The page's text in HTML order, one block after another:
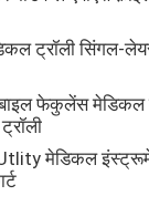
ट्रॉली सिंगल-
फेकुलेंस मेडिकल
मेडिकल